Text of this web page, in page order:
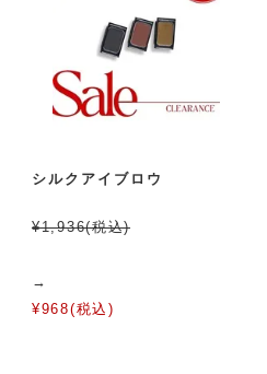
シルクアイブロウ
¥1,936(税込)
→
¥968(税込)